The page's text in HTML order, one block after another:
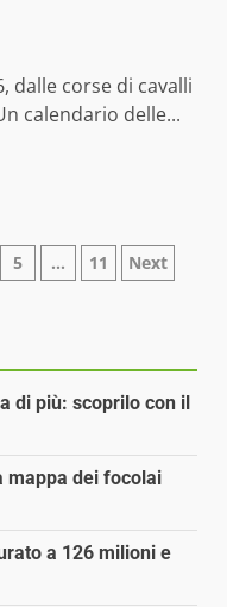
dalle corse di cavalli
calendario delle...
5 … 11 Next
di più: scoprilo con il
mappa dei focolai
a 126 milioni e